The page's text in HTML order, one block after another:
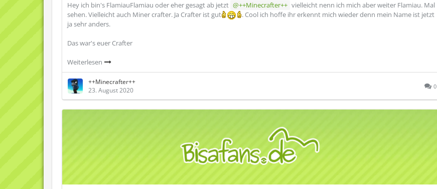
Hey ich bin's FlamiauFlamiau oder eher gesagt ab jetzt ++Minecrafter++ vielleicht nenn ich mich aber weiter Flamiau. Mal
sehen. Vielleicht auch Miner crafter. Ja Crafter ist gut
. Cool ich hoffe ihr erkennt mich wieder denn mein Name ist jetzt
ja sehr anders.
Das war's euer Crafter
Weiterlesen
++Minecrafter++
23. August 2020
0